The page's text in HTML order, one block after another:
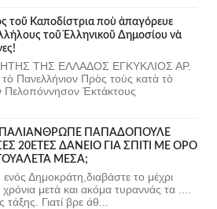
τοῦ Καποδίστρια ποὺ ἀπαγόρευε
τοῦ Ἑλληνικοῦ Δημοσίου νὰ
ΤΗΣ ΕΛΛΑΔΟΣ ΕΓΚΥΚΛΙΟΣ ΑΡ.
Πανελλήνιον Πρὸς τοὺς κατὰ τὸ
Πελοπόννησον Ἐκτάκτους
ΠΑΠΑΔΟΠΟΥΛΕ
20ΕΤΕΣ ΔΑΝΕΙΟ ΓΙΑ ΣΠΙΤΙ ΜΕ ΟΡΟ
ΜΕΣΑ;
Δημοκράτη,διαβάστε το μέχρι
μετά και ακόμα τυραννάς τα ....
Γιατί βρε άθ...